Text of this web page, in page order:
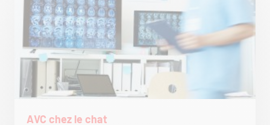
AVC chez le chat